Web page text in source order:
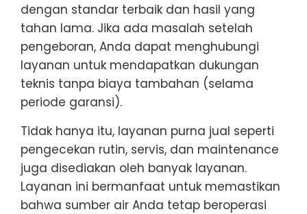
dengan standar terbaik dan hasil yang
tahan lama. Jika ada masalah setelah
pengeboran, Anda dapat menghubungi
layanan untuk mendapatkan dukungan
teknis tanpa biaya tambahan (selama
periode garansi).
Tidak hanya itu, layanan purna jual seperti
pengecekan rutin, servis, dan maintenance
juga disediakan oleh banyak layanan.
Layanan ini bermanfaat untuk memastikan
bahwa sumber air Anda tetap beroperasi